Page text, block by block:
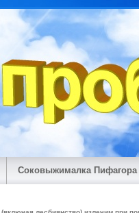
Соковыжималка Пифагора